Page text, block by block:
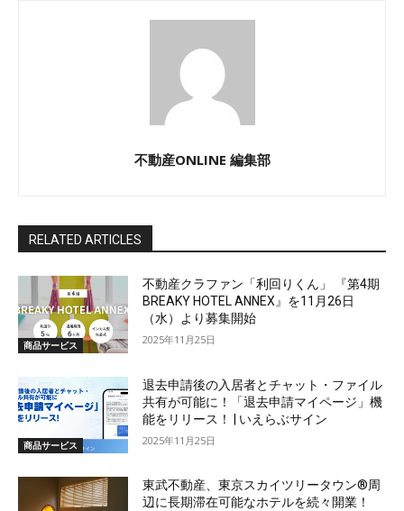
不動産ONLINE 編集部
RELATED ARTICLES
商品サービス
不動産クラファン「利回りくん」 『第4期
BREAKY HOTEL ANNEX』を11月26日
（水）より募集開始
2025年11月25日
商品サービス
退去申請後の入居者とチャット・ファイル
共有が可能に！「退去申請マイページ」機
能をリリース！ | いえらぶサイン
2025年11月25日
東武不動産、東京スカイツリータウン®周
辺に長期滞在可能なホテルを続々開業！